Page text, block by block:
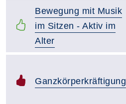
Bewegung mit Musik
im Sitzen - Aktiv im
Alter
Ganzkörperkräftigung